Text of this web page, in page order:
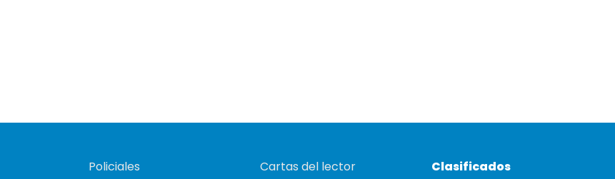
Policiales
Cartas del lector
Clasificados